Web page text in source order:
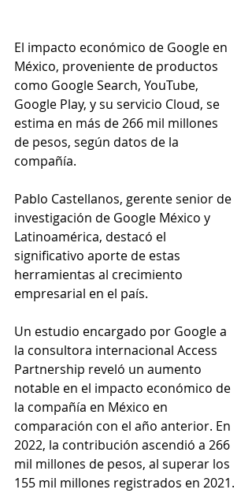
El impacto económico de Google en
México, proveniente de productos
como Google Search, YouTube,
Google Play, y su servicio Cloud, se
estima en más de 266 mil millones
de pesos, según datos de la
compañía.
Pablo Castellanos, gerente senior de
investigación de Google México y
Latinoamérica, destacó el
significativo aporte de estas
herramientas al crecimiento
empresarial en el país.
Un estudio encargado por Google a
la consultora internacional Access
Partnership reveló un aumento
notable en el impacto económico de
la compañía en México en
comparación con el año anterior. En
2022, la contribución ascendió a 266
mil millones de pesos, al superar los
155 mil millones registrados en 2021.